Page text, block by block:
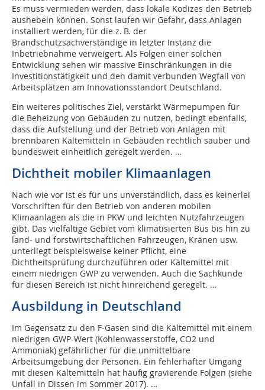
Es muss vermieden werden, dass lokale Kodizes den Betrieb
aushebeln können. Sonst laufen wir Gefahr, dass Anlagen
installiert werden, für die z. B. der
Brandschutzsachverständige in letzter Instanz die
Inbetriebnahme verweigert. Als Folgen einer solchen
Entwicklung sehen wir massive Einschränkungen in die
Investitionstätigkeit und den damit verbunden Wegfall von
Arbeitsplätzen am Innovationsstandort Deutschland.
Ein weiteres politisches Ziel, verstärkt Wärmepumpen für
die Beheizung von Gebäuden zu nutzen, bedingt ebenfalls,
dass die Aufstellung und der Betrieb von Anlagen mit
brennbaren Kältemitteln in Gebäuden rechtlich sauber und
bundesweit einheitlich geregelt werden. …
Dichtheit mobiler Klimaanlagen
Nach wie vor ist es für uns unverständlich, dass es keinerlei
Vorschriften für den Betrieb von anderen mobilen
Klimaanlagen als die in PKW und leichten Nutzfahrzeugen
gibt. Das vielfältige Gebiet vom klimatisierten Bus bis hin zu
land- und forstwirtschaftlichen Fahrzeugen, Kränen usw.
unterliegt beispielsweise keiner Pflicht, eine
Dichtheitsprüfung durchzuführen oder Kältemittel mit
einem niedrigen GWP zu verwenden. Auch die Sachkunde
für diesen Bereich ist nicht hinreichend geregelt. …
Ausbildung in Deutschland
Im Gegensatz zu den F-Gasen sind die Kältemittel mit einem
niedrigen GWP-Wert (Kohlenwasserstoffe, CO2 und
Ammoniak) gefährlicher für die unmittelbare
Arbeitsumgebung der Personen. Ein fehlerhafter Umgang
mit diesen Kältemitteln hat häufig gravierende Folgen (siehe
Unfall in Dissen im Sommer 2017). …